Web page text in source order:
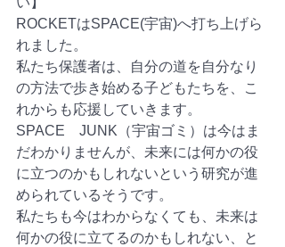
ROCKETはSPACE(宇宙)へ打ち上げら
れました。
私たち保護者は、自分の道を自分なり
の方法で歩き始める子どもたちを、こ
れからも応援していきます。
SPACE　JUNK（宇宙ゴミ）は今はま
だわかりませんが、未来には何かの役
に立つのかもしれないという研究が進
められているそうです。
私たちも今はわからなくても、未来は
何かの役に立てるのかもしれない、と